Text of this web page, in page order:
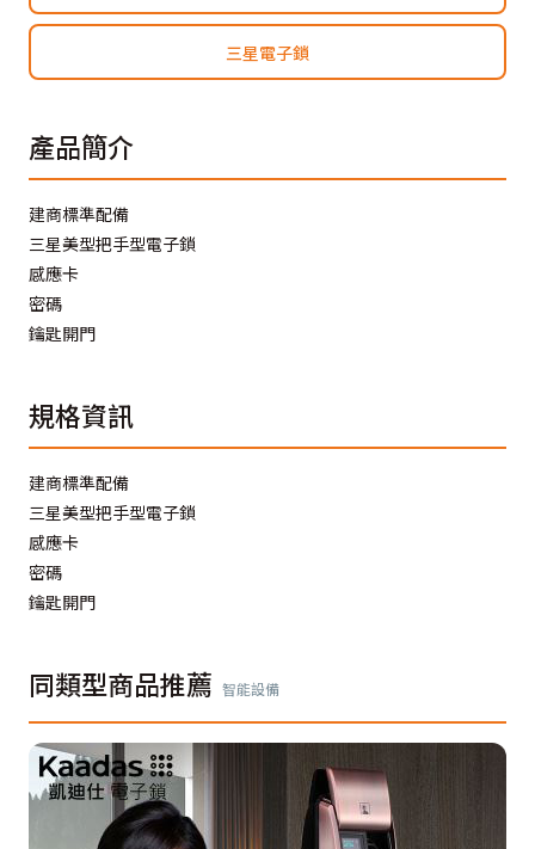
三星電子鎖
產品簡介
建商標準配備
三星美型把手型電子鎖
感應卡
密碼
鑰匙開門
規格資訊
建商標準配備
三星美型把手型電子鎖
感應卡
密碼
鑰匙開門
同類型商品推薦 智能設備